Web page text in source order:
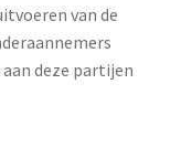
van de
deze partijen